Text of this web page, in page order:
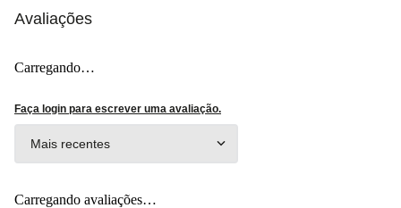
Avaliações
Carregando…
Faça login para escrever uma avaliação.
Mais recentes
Carregando avaliações…